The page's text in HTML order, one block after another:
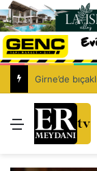
Menü